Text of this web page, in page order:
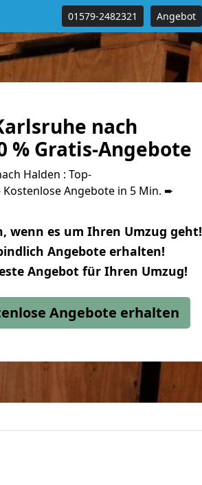
01579-2482321 Angebot
nach
% Gratis-Angebote
Halden : Top-
Angebote in 5 Min. ➨
wenn es um Ihren Umzug geht!
Angebote erhalten!
Angebot für Ihren Umzug!
Angebote erhalten